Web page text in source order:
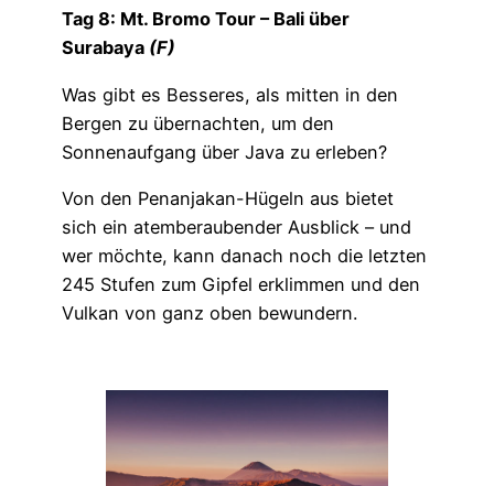
Tag 8: Mt. Bromo Tour – Bali über
Surabaya (F)
Was gibt es Besseres, als mitten in den
Bergen zu übernachten, um den
Sonnenaufgang über Java zu erleben?
Von den Penanjakan-Hügeln aus bietet
sich ein atemberaubender Ausblick – und
wer möchte, kann danach noch die letzten
245 Stufen zum Gipfel erklimmen und den
Vulkan von ganz oben bewundern.